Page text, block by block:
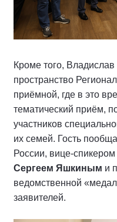
Кроме того,
пространство
приёмной, где в это
тематический приём,
участников
их семей. Гость
России, вице-
Сергеем Яшкиным и
ведомственной
заявителей.